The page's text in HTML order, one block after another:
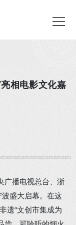
相电影文化嘉
广播电视总台、浙
波盛大启幕。在这
遗”文创市集成为